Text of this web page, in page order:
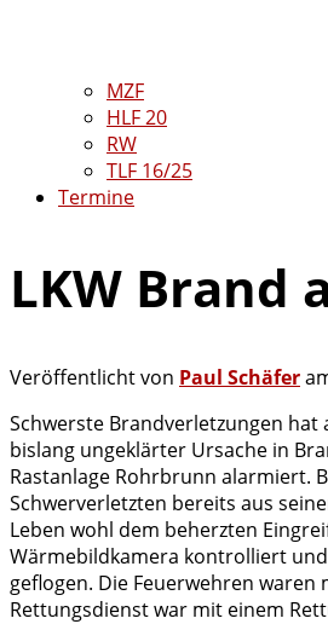
MZF
HLF 20
RW
TLF 16/25
Termine
LKW Brand
Veröffentlicht von Paul Schäfer
Schwerste Brandverletzungen
bislang ungeklärter Ursache in
Rastanlage Rohrbrunn alarmiert.
Schwerverletzten bereits aus
Leben wohl dem beherzten
Wärmebildkamera kontrolliert
geflogen. Die Feuerwehren
Rettungsdienst war mit einem